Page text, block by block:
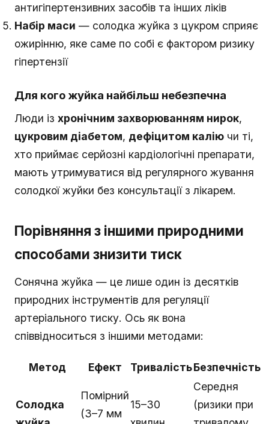
антигіпертензивних засобів та інших ліків
Набір маси — солодка жуйка з цукром сприяє
ожирінню, яке саме по собі є фактором ризику
гіпертензії
Для кого жуйка найбільш небезпечна
Люди із хронічним захворюванням нирок,
цукровим діабетом, дефіцитом калію чи ті,
хто приймає серйозні кардіологічні препарати,
мають утримуватися від регулярного жування
солодкої жуйки без консультації з лікарем.
Порівняння з іншими природними
способами знизити тиск
Сонячна жуйка — це лише один із десятків
природних інструментів для регуляції
артеріального тиску. Ось як вона
співвідноситься з іншими методами:
Метод Ефект ТривалістьБезпечність
Солодка
Помірний
(3–7 мм
15–30
Середня
(ризики при